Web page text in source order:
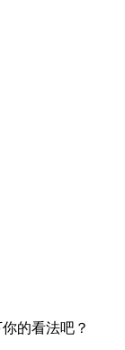
的看法吧？